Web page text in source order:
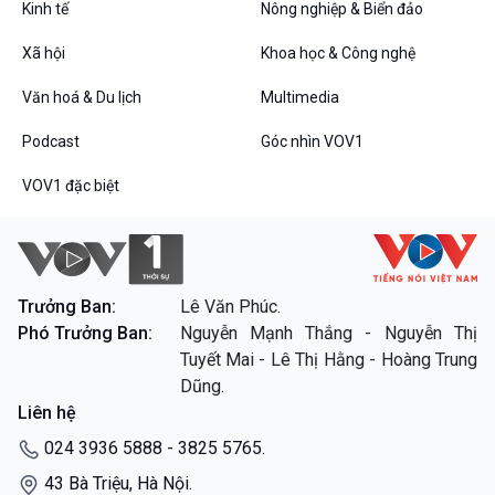
VOV1 đặc biệt
Chân dung cuộc sống
Các chương trình đặc biệt
Kinh tế Nông nghiệp & Biển đảo
Xã hội Khoa học & Công nghệ
Văn hoá & Du lịch Multimedia
Podcast Góc nhìn VOV1
VOV1 đặc biệt
Trưởng Ban:
Lê Văn Phúc.
Phó Trưởng Ban:
Nguyễn Mạnh Thắng - Nguyễn Thị
Tuyết Mai - Lê Thị Hằng - Hoàng Trung
Dũng.
Liên hệ
024 3936 5888 - 3825 5765.
43 Bà Triệu, Hà Nội.